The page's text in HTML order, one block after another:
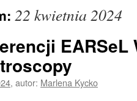
22 kwietnia 2024
, autor: Marlena Kycko